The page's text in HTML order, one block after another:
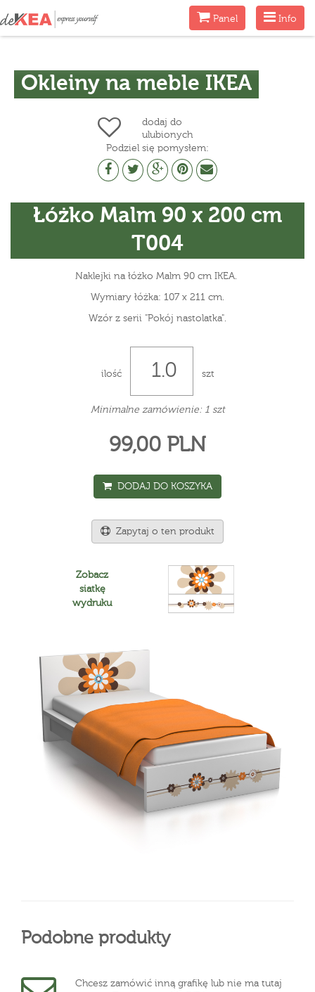
Menu
Info
MenuPanel
Okleiny na meble IKEA
dodaj do
ulubionych
Podziel się pomysłem:
Łóżko Malm 90 x 200 cm
T004
Naklejki na łóżko Malm 90 cm IKEA.
Wymiary łóżka: 107 x 211 cm.
Wzór z serii "Pokój nastolatka".
ilość szt
Minimalne zamówienie: 1 szt
99,00 PLN
DODAJ DO KOSZYKA
Zapytaj o ten produkt
Zobacz
siatkę
wydruku
Podobne produkty
Chcesz zamówić inną grafikę lub nie ma tutaj